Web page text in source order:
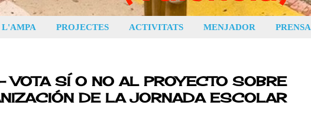
L'AMPA PROJECTES ACTIVITATS MENJADOR PRENSA
VOTA SÍ O NO AL PROYECTO SOBRE
DE LA JORNADA ESCOLAR